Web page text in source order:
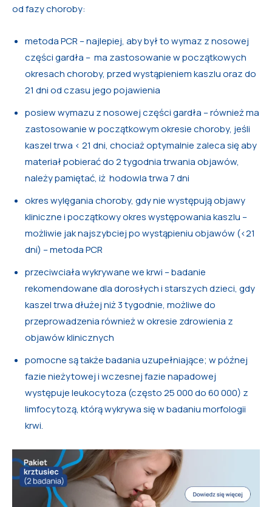
od fazy choroby:
metoda PCR – najlepiej, aby był to wymaz z nosowej
części gardła – ma zastosowanie w początkowych
okresach choroby, przed wystąpieniem kaszlu oraz do
21 dni od czasu jego pojawienia
posiew wymazu z nosowej części gardła – również ma
zastosowanie w początkowym okresie choroby, jeśli
kaszel trwa < 21 dni, chociaż optymalnie zaleca się aby
materiał pobierać do 2 tygodnia trwania objawów,
należy pamiętać, iż hodowla trwa 7 dni
okres wylęgania choroby, gdy nie występują objawy
kliniczne i początkowy okres występowania kaszlu –
możliwie jak najszybciej po wystąpieniu objawów (<21
dni) – metoda PCR
przeciwciała wykrywane we krwi – badanie
rekomendowane dla dorosłych i starszych dzieci, gdy
kaszel trwa dłużej niż 3 tygodnie, możliwe do
przeprowadzenia również w okresie zdrowienia z
objawów klinicznych
pomocne są także badania uzupełniające; w późnej
fazie nieżytowej i wczesnej fazie napadowej
występuje leukocytoza (często 25 000 do 60 000) z
limfocytozą, którą wykrywa się w badaniu morfologii
krwi.